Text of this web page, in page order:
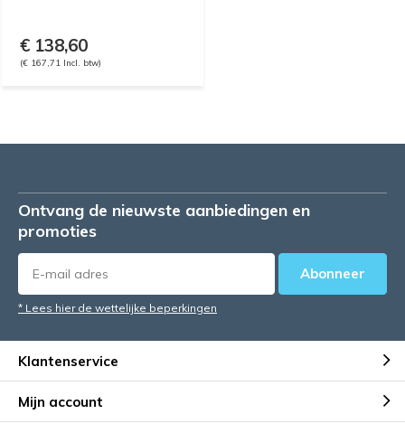
€ 138,60
(€ 167,71 Incl. btw)
Ontvang de nieuwste aanbiedingen en
promoties
Abonneer
* Lees hier de wettelijke beperkingen
Klantenservice
Mijn account